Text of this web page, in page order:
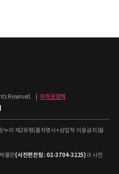
Reserved.
저작권정책
누리 제2유형(출처명시+상업적 이용금지)을
물관(사전편찬팀: 02-3704-3225)과 사전